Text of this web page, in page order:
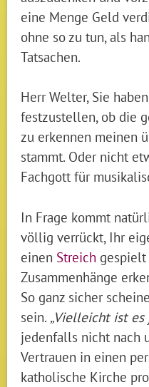
eine Menge Geld
ohne so zu tun, als
Tatsachen.
Herr Welter, Sie
festzustellen, ob die
zu erkennen meinen
stammt. Oder nicht
Fachgott für
In Frage kommt
völlig verrückt, Ihr
einen Streich gespielt
Zusammenhänge
So ganz sicher
sein. „Vielleicht ist
jedenfalls nicht nach
Vertrauen in einen
katholische Kirche